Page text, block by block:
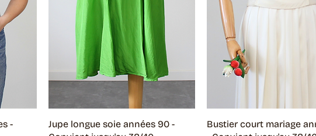
-
Jupe longue soie années 90 -
Bustier court mariage